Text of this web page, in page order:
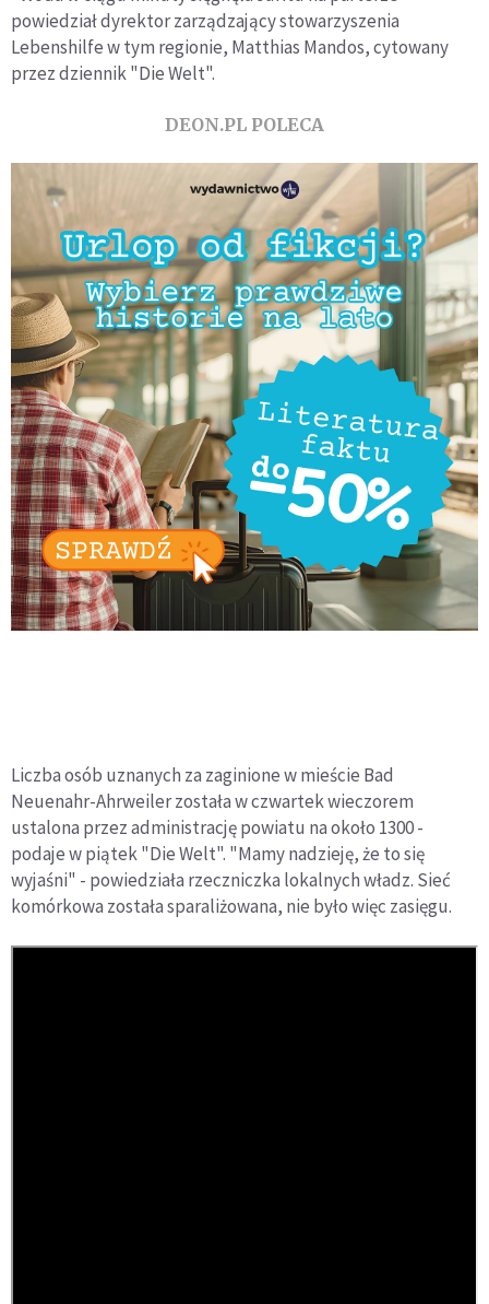
powiedział dyrektor zarządzający stowarzyszenia
Lebenshilfe w tym regionie, Matthias Mandos, cytowany
przez dziennik "Die Welt".
DEON.PL POLECA
Liczba osób uznanych za zaginione w mieście Bad
Neuenahr-Ahrweiler została w czwartek wieczorem
ustalona przez administrację powiatu na około 1300 -
podaje w piątek "Die Welt". "Mamy nadzieję, że to się
wyjaśni" - powiedziała rzeczniczka lokalnych władz. Sieć
komórkowa została sparaliżowana, nie było więc zasięgu.